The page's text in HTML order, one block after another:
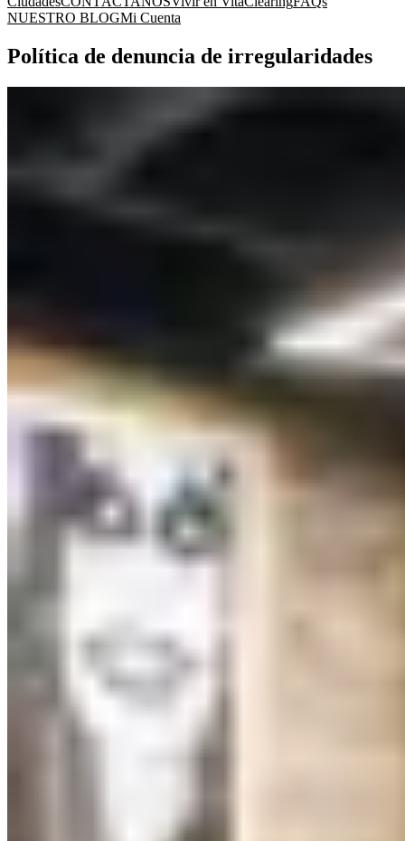
NUESTRO BLOGMi Cuenta
Política de denuncia de irregularidades